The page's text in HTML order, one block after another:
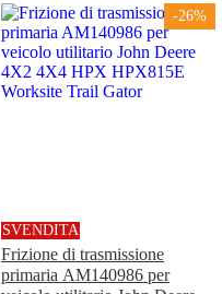
-26%
SVENDITA
Frizione di trasmissione
primaria AM140986 per